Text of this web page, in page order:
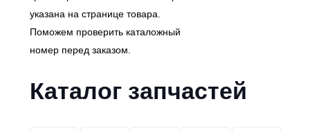
указана на странице товара.
Поможем проверить каталожный
номер перед заказом.
Каталог запчастей